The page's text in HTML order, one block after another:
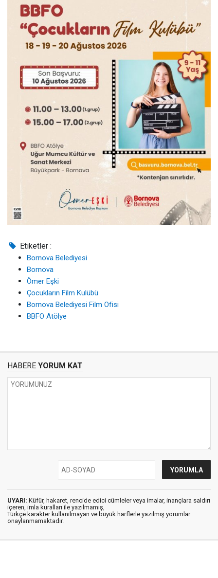
Etiketler :
Bornova Belediyesi
Bornova
Ömer Eşki
Çocukların Film Kulübü
Bornova Belediyesi Film Ofisi
BBFO Atölye
HABERE YORUM KAT
UYARI: Küfür, hakaret, rencide edici cümleler veya imalar, inançlara saldırı
içeren, imla kuralları ile yazılmamış,
Türkçe karakter kullanılmayan ve büyük harflerle yazılmış yorumlar
onaylanmamaktadır.